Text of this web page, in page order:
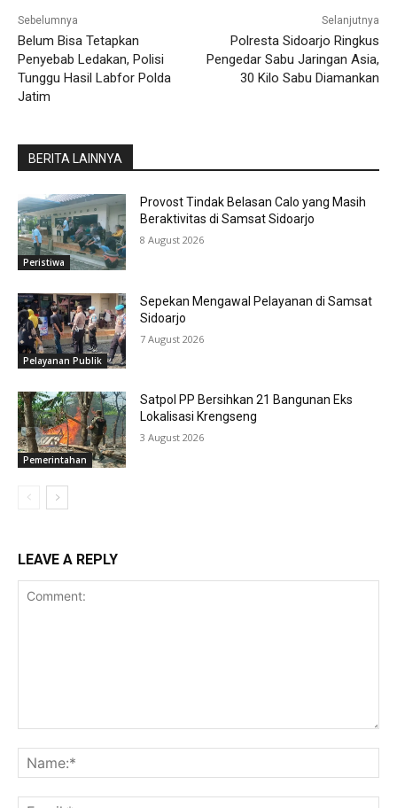
Sebelumnya
Belum Bisa Tetapkan
Penyebab Ledakan, Polisi
Tunggu Hasil Labfor Polda
Jatim
Selanjutnya
Polresta Sidoarjo Ringkus
Pengedar Sabu Jaringan Asia,
30 Kilo Sabu Diamankan
BERITA LAINNYA
Peristiwa
Provost Tindak Belasan Calo yang Masih
Beraktivitas di Samsat Sidoarjo
8 August 2026
Pelayanan Publik
Sepekan Mengawal Pelayanan di Samsat
Sidoarjo
7 August 2026
Pemerintahan
Satpol PP Bersihkan 21 Bangunan Eks
Lokalisasi Krengseng
3 August 2026
LEAVE A REPLY